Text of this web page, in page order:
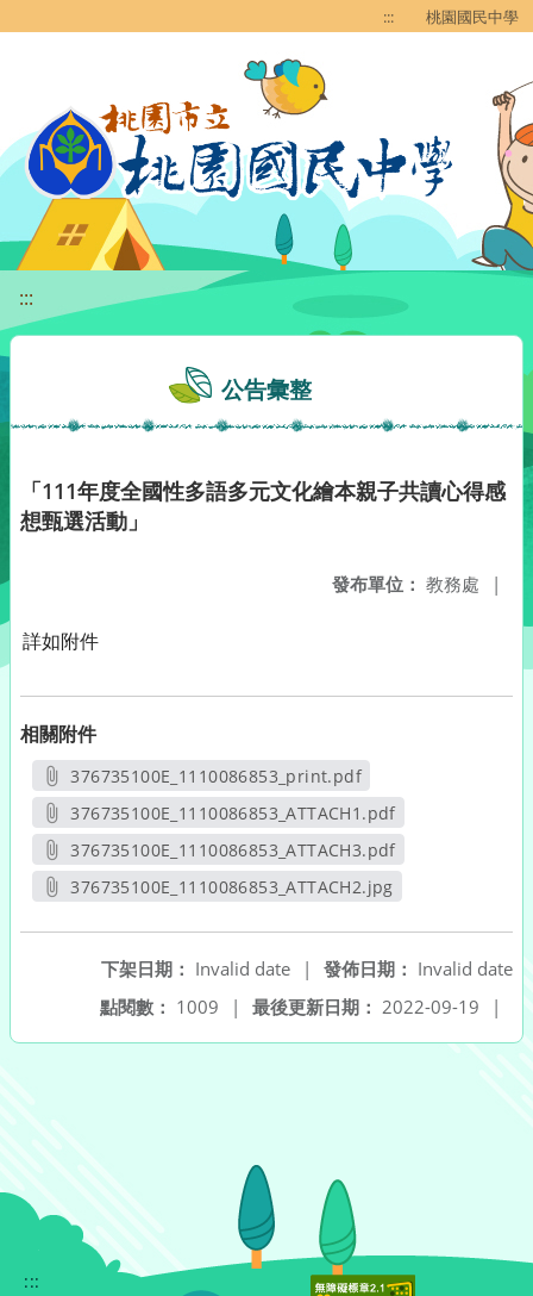
::: 桃園國民中學
:::
公告彙整
「111年度全國性多語多元文化繪本親子共讀心得感
想甄選活動」
發布單位： 教務處 |
詳如附件
相關附件
376735100E_1110086853_print.pdf
另開新視窗
376735100E_1110086853_ATTACH1.pdf
另開新視窗
376735100E_1110086853_ATTACH3.pdf
另開新視窗
376735100E_1110086853_ATTACH2.jpg
發佈日期： Invalid date
下架日期： Invalid date
|
最後更新日期： 2022-09-19 |
點閱數： 1009 |
:::